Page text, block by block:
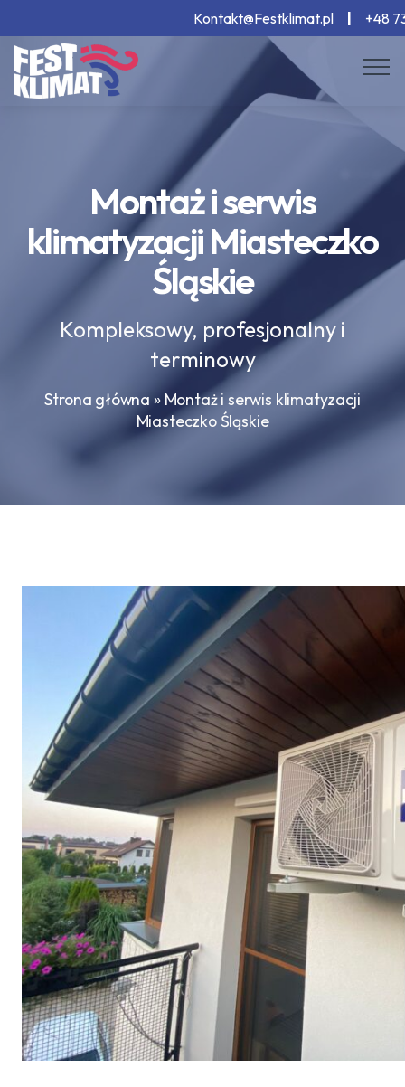
Kontakt@Festklimat.pl +48
Montaż i serwis
klimatyzacji Miasteczko
Śląskie
Kompleksowy, profesjonalny i
terminowy
Strona główna » Montaż i serwis klimatyzacji
Miasteczko Śląskie